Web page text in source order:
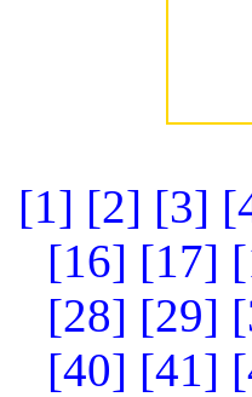
[1] [2] [3]
[16] [17]
[28] [29]
[40] [41]